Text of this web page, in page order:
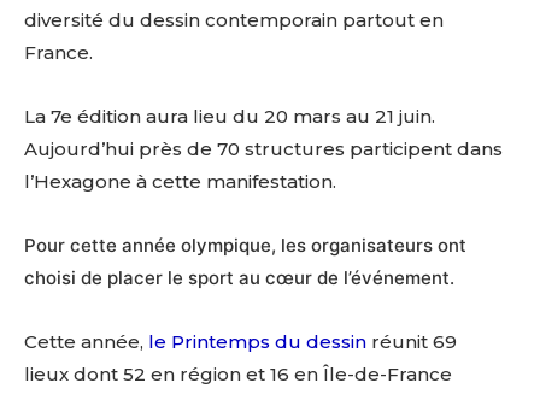
diversité du dessin contemporain partout en
France.
La 7e édition aura lieu du 20 mars au 21 juin.
Aujourd’hui près de 70 structures participent dans
l’Hexagone à cette manifestation.
Pour cette année olympique, les organisateurs ont
choisi de placer le sport au cœur de l’événement.
Cette année, le Printemps du dessin réunit 69
lieux dont 52 en région et 16 en Île-de-France